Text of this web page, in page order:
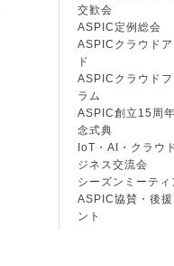
交歓会
ASPIC定例総会
ASPICクラウド
ド
ASPICクラウド
ラム
ASPIC創立15周
念式典
IoT・AI・クラウ
ジネス交流会
シーズンミーティ
ASPIC協賛・後
ント